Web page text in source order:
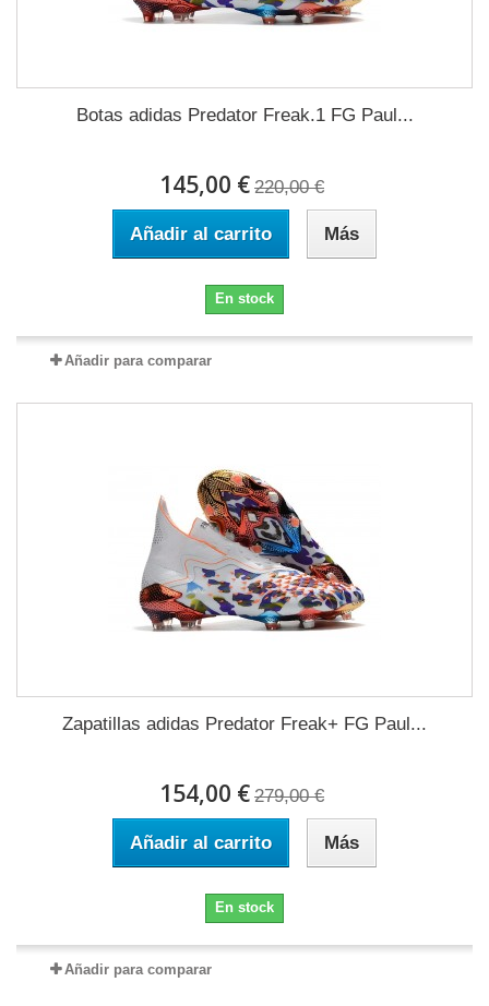
Botas adidas Predator Freak.1 FG Paul...
145,00 € 220,00 €
Añadir al carrito Más
En stock
Añadir para comparar
Zapatillas adidas Predator Freak+ FG Paul...
154,00 € 279,00 €
Añadir al carrito Más
En stock
Añadir para comparar